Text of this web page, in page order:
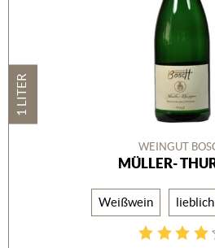
1 LITER
WEINGUT
MÜLLER-
Weißwein lieblich